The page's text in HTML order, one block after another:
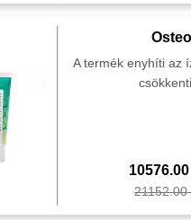
A termék enyhíti az
csökkenti
21152.00